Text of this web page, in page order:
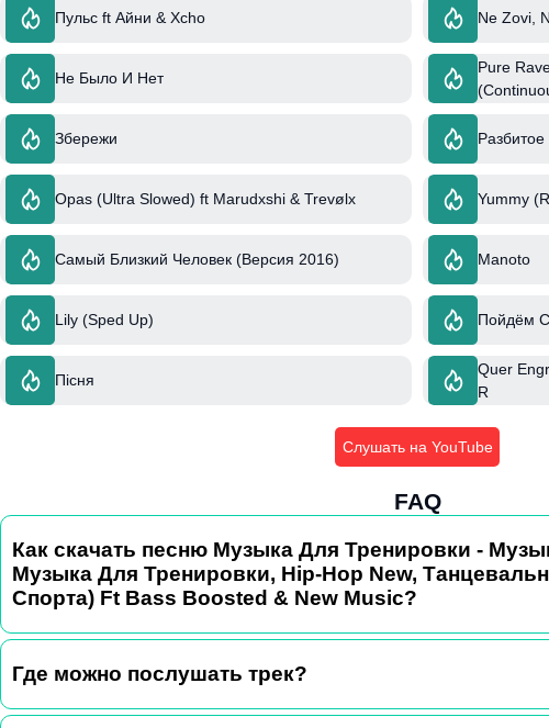
Пульс ft Айни & Xcho Ne Zovi,
Не Было И Нет
Pure
Збережи
Opas (Ultra Slowed) ft Marudxshi & Trevølx Yummy
Самый Близкий Человек (Версия 2016) Manoto
Lily (Sped Up) Пойдём
Пісня
Quer
R
Слушать на YouTube
FAQ
Как скачать песню Музыка Для Тренировки -
Музыка Для Тренировки, Hip-Hop New,
Спорта) Ft Bass Boosted & New Music?
Где можно послушать трек?